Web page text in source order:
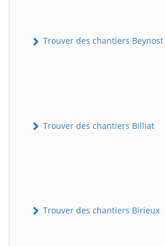
Trouver des chantiers Beynost
Trouver des chantiers Billiat
Trouver des chantiers Birieux